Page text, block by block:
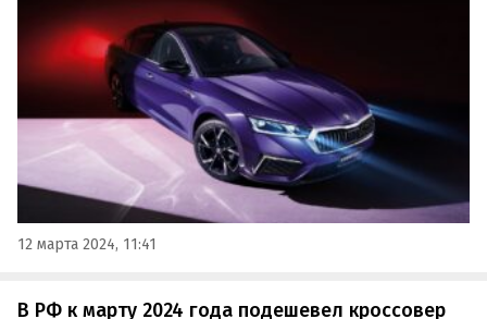
«заряженной» Octavia RS специально для китайского
рынка. Об этом сообщает портал «Автоновости дня».
12 марта 2024, 11:41
В РФ к марту 2024 года подешевел кроссовер